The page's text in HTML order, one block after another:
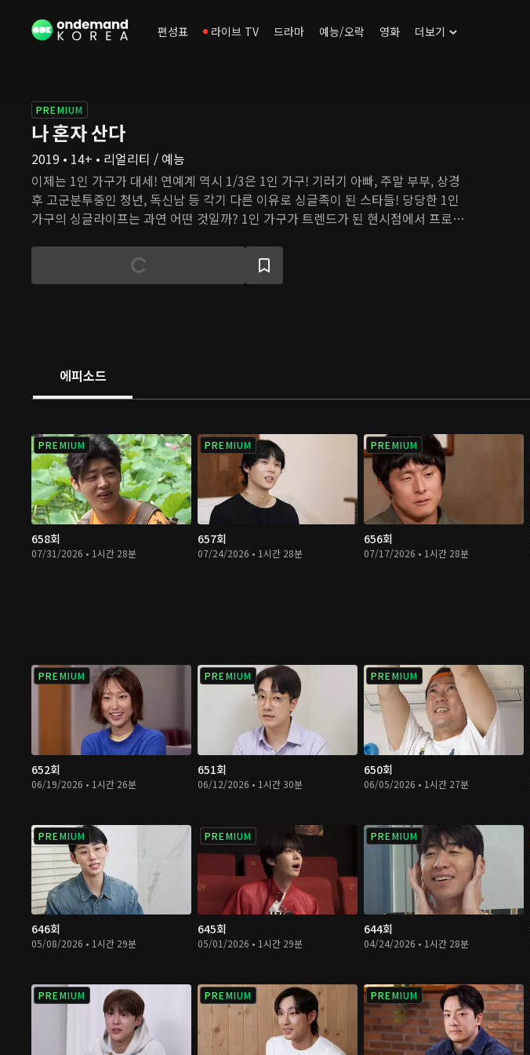
편성표 라이브 TV 드라마 예능/오락 영화 더보기
PREMIUM
나 혼자 산다
2019 • 14+ • 리얼리티 / 예능
이제는 1인 가구가 대세! 연예계 역시 1/3은 1인 가구! 기러기 아빠, 주말 부부, 상경
후 고군분투중인 청년, 독신남 등 각기 다른 이유로 싱글족이 된 스타들! 당당한 1인
가구의 싱글라이프는 과연 어떤 것일까? 1인 가구가 트렌드가 된 현시점에서 프로그
글 라이프에 대한 진솔한 모습, 지혜로운 삶의 노하우, 혼자 사는 삶에 대한 철학 등을
허심탄회한 스토리로 이어나간다.
에피소드
PREMIUM
658회
07/31/2026 • 1시간 28분
PREMIUM
657회
07/24/2026 • 1시간 28분
PREMIUM
656회
07/17/2026 • 1시간 28분
PREMIUM
652회
06/19/2026 • 1시간 26분
PREMIUM
651회
06/12/2026 • 1시간 30분
PREMIUM
650회
06/05/2026 • 1시간 27분
PREMIUM
646회
05/08/2026 • 1시간 29분
PREMIUM
645회
05/01/2026 • 1시간 29분
PREMIUM
644회
04/24/2026 • 1시간 28분
PREMIUM PREMIUM PREMIUM